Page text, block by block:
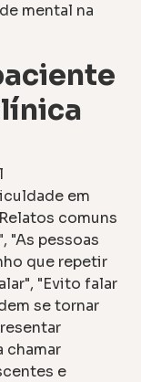
mental na
em
comuns
"As pessoas
que repetir
"Evito falar
se tornar
chamar
e